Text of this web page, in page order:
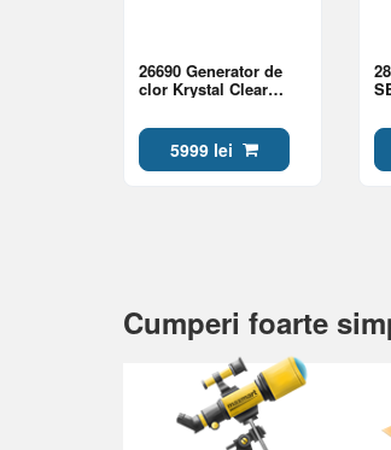
26690 Generator de
clor Krystal Clear
piscine pina la 68000L
cu wifi5999 lei
Cumperi foarte